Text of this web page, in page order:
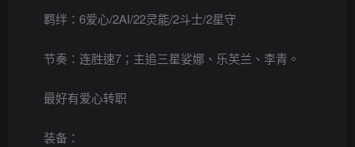
羁绊：6爱心/2AI/22灵能/2斗士/2星守
节奏：连胜速7；主追三星娑娜、乐芙兰、李青。
最好有爱心转职
装备：